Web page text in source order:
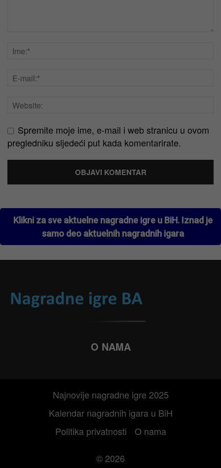
Spremite moje ime, e-mail i web stranicu u ovom
pregledniku sljedeći put kada komentarirate.
Klikni za sve aktuelne nagradne igre u BiH. Iznad je
samo deo aktuelnih nagradnih igara
O NAMA
Najnovije nagradne igre 2025
Kalendar nagradnih igara u BiH
Politika privatnosti
O nama
© 2026